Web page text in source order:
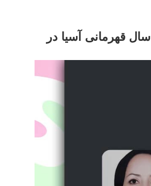
دو داور و یک ناظر ایرانی در مسابقات بسکتبال پسران زیر ۱۶ سال قهرمانی آسیا در